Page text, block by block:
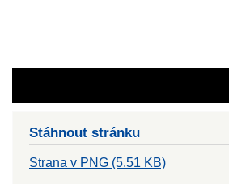
Stáhnout stránku
Strana v PNG (5.51 KB)